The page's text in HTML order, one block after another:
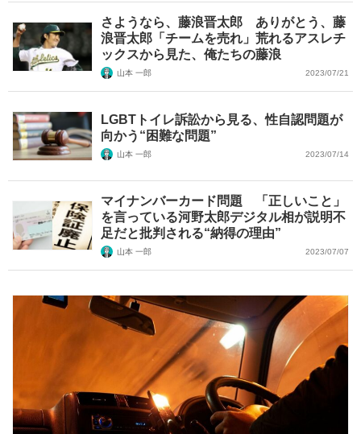
さようなら、藤浪晋太郎 ありがとう、藤
浪晋太郎「チームを売れ」荒れるアスレチ
ックスから見た、俺たちの藤浪
山本 一郎 2023/07/21
LGBTトイレ訴訟から見る、性自認問題が
向かう“困難な問題”
山本 一郎 2023/07/14
マイナンバーカード問題 「正しいこと」
を言っている河野太郎デジタル相が説明不
足だと批判される“納得の理由”
山本 一郎 2023/07/07